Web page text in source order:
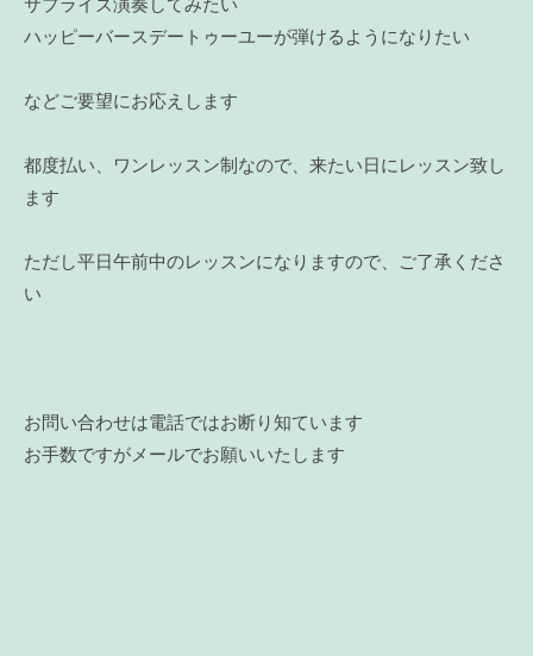
サプライズ演奏してみたい
ハッピーバースデートゥーユーが弾けるようになりたい
などご要望にお応えします
都度払い、ワンレッスン制なので、来たい日にレッスン致し
ます
ただし平日午前中のレッスンになりますので、ご了承くださ
い
お問い合わせは電話ではお断り知ています
お手数ですがメールでお願いいたします